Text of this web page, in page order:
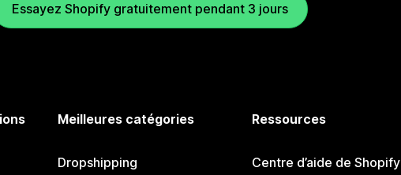
Essayez Shopify gratuitement pendant 3 jours
Meilleures catégories
Dropshipping
Ressources
Centre d’aide de Shopify